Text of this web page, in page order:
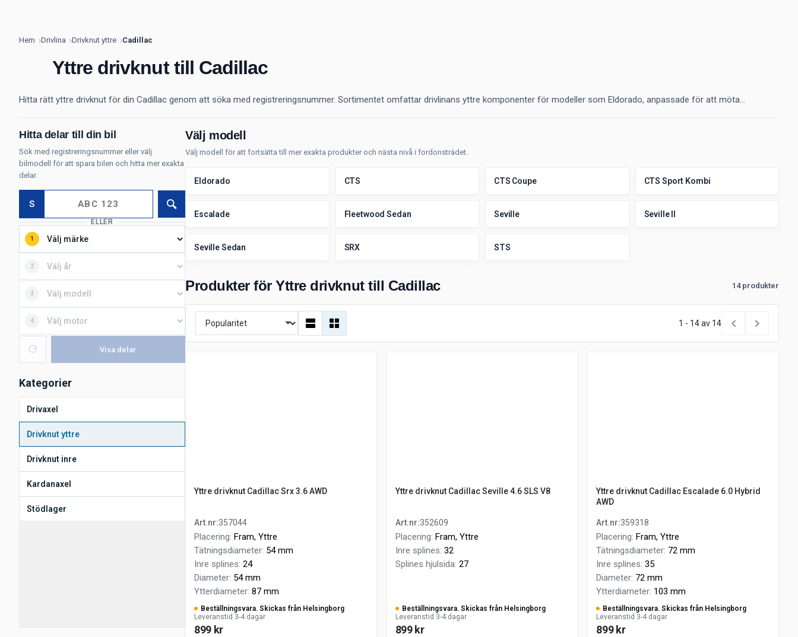
Hem Drivlina Drivknut yttre Cadillac
Yttre drivknut till Cadillac
Hitta rätt yttre drivknut för din Cadillac genom att söka med registreringsnummer. Sortimentet omfattar drivlinans yttre komponenter för modeller som Eldorado, anpassade för att möta...
Hitta delar till din bil
Sök med registreringsnummer eller välj
bilmodell för att spara bilen och hitta mer exakta
delar.
S Sök
ELLER
1
2
3
4
Visa delar
Kategorier
Drivaxel
Drivknut yttre
Drivknut inre
Kardanaxel
Stödlager
Välj modell
Välj modell för att fortsätta till mer exakta produkter och nästa nivå i fordonsträdet.
Eldorado CTS CTS Coupe CTS Sport Kombi
Escalade Fleetwood Sedan Seville Seville II
Seville Sedan SRX STS
Produkter för Yttre drivknut till Cadillac 14 produkter
1 - 14 av 14
Yttre drivknut Cadillac Srx 3.6 AWD
Art.nr:357044
Placering: Fram, Yttre
Tätningsdiameter: 54 mm
Inre splines: 24
Diameter: 54 mm
Ytterdiameter: 87 mm
Beställningsvara. Skickas från Helsingborg
Leveranstid 3-4 dagar
899 kr
Yttre drivknut Cadillac Seville 4.6 SLS V8
Art.nr:352609
Placering: Fram, Yttre
Inre splines: 32
Splines hjulsida: 27
Beställningsvara. Skickas från Helsingborg
Leveranstid 3-4 dagar
899 kr
Yttre drivknut Cadillac Escalade 6.0 Hybrid
AWD
Art.nr:359318
Placering: Fram, Yttre
Tätningsdiameter: 72 mm
Inre splines: 35
Diameter: 72 mm
Ytterdiameter: 103 mm
Beställningsvara. Skickas från Helsingborg
Leveranstid 3-4 dagar
899 kr